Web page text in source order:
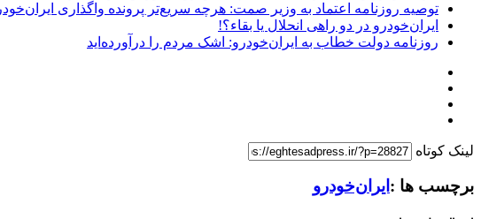
توصیه روزنامه اعتماد به وزیر صمت: هرچه سریع‌تر پرونده واگذاری
ایران‌خودرو در دو راهی انحلال یا بقاء؟!
روزنامه دولت خطاب به ایران‌خودرو: اشک مردم را درآورده‌اید
لینک کوتاه
برچسب ها : ایران‌خودرو